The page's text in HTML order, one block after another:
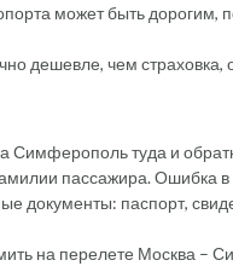
может быть дорогим,
дешевле, чем
Симферополь туда и
пассажира. Ошибка в
документы: паспорт,
на перелете Москва –